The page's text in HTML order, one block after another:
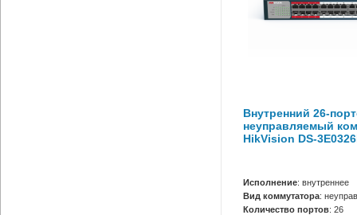
Внутренний 26-
неуправляемый
HikVision DS-
Исполнение: внутреннее
Вид коммутатора:
Количество портов: 26